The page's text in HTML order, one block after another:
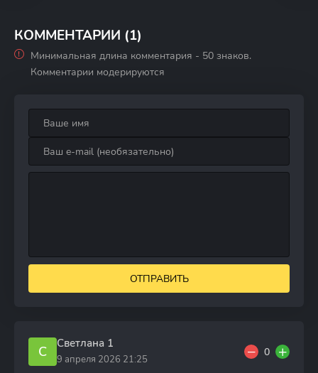
КОММЕНТАРИИ (1)
Минимальная длина комментария - 50 знаков.
Комментарии модерируются
ОТПРАВИТЬ
С Светлана 1
9 апреля 2026 21:25
0